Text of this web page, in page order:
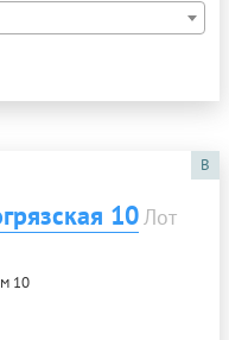
B
10Лот
10